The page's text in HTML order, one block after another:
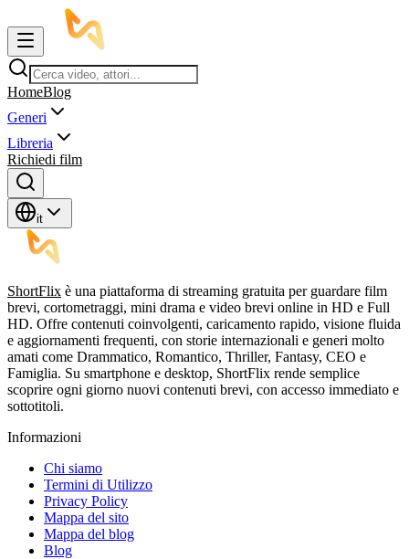
HomeBlog
Generi
Libreria
Richiedi film
it
ShortFlix è una piattaforma di streaming gratuita per guardare film
brevi, cortometraggi, mini drama e video brevi online in HD e Full
HD. Offre contenuti coinvolgenti, caricamento rapido, visione fluida
e aggiornamenti frequenti, con storie internazionali e generi molto
amati come Drammatico, Romantico, Thriller, Fantasy, CEO e
Famiglia. Su smartphone e desktop, ShortFlix rende semplice
scoprire ogni giorno nuovi contenuti brevi, con accesso immediato e
sottotitoli.
Informazioni
Chi siamo
Termini di Utilizzo
Privacy Policy
Mappa del sito
Mappa del blog
Blog